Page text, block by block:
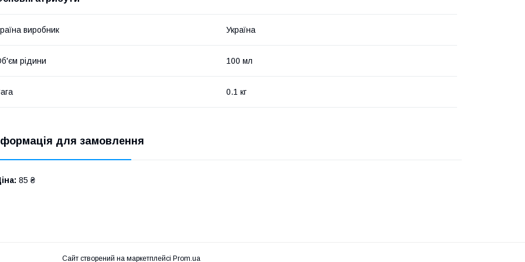
виробник Україна
рідини 100 мл
0.1 кг
для замовлення
85 ₴
Сайт створений на маркетплейсі Prom.ua